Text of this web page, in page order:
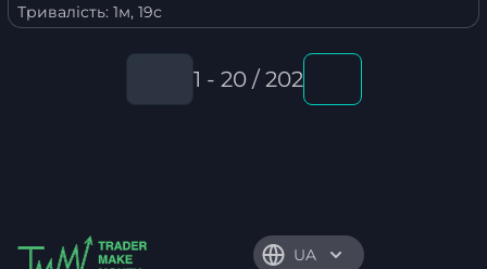
Тривалість: 1м, 19с
1 - 20 / 202
UA